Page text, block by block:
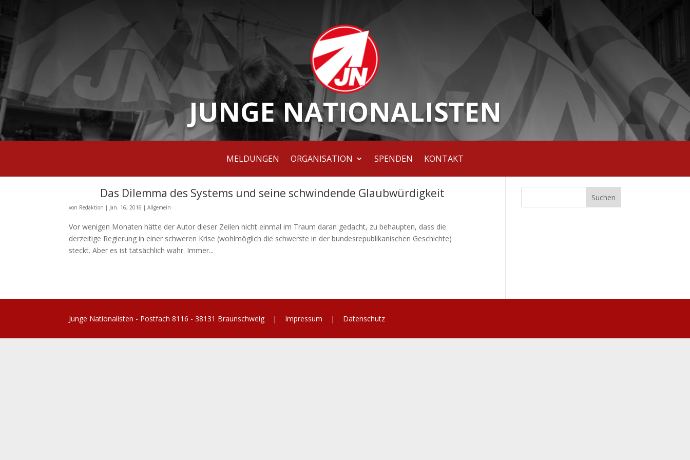
JUNGE NATIONALISTEN
MELDUNGEN ORGANISATION SPENDEN KONTAKT
Das Dilemma des Systems und seine schwindende Glaubwürdigkeit
von Redaktion | Jan. 16, 2016 |Allgemein
Vor wenigen Monaten hätte der Autor dieser Zeilen nicht einmal im Traum daran gedacht, zu behaupten, dass die
derzeitige Regierung in einer schweren Krise (wohlmöglich die schwerste in der bundesrepublikanischen Geschichte)
steckt. Aber es ist tatsächlich wahr. Immer...
Junge Nationalisten - Postfach 8116 - 38131 Braunschweig | Impressum | Datenschutz